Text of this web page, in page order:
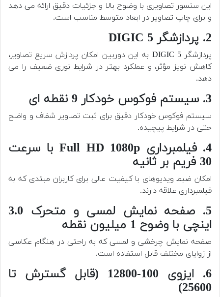
این سنسور تصاویری با وضوح بالا و جزئیات دقیق ارائه می دهد
و برای چاپ تصاویر در ابعاد متوسط مناسب است.
2. پردازشگر DIGIC 5
پردازشگر DIGIC 5 به این دوربین امکان پردازش سریع تصاویر،
کاهش نویز مؤثر، و عملکرد بهتر در شرایط نوری ضعیف را می
دهد.
3. سیستم فوکوس خودکار 9 نقطه ای
سیستم فوکوس خودکار دقیق برای ثبت تصاویر شفاف و واضح
حتی در شرایط پیچیده.
4. فیلمبرداری Full HD 1080p با سرعت
30 فریم بر ثانیه
امکان ضبط ویدیوهای با کیفیت عالی برای کاربران مبتدی که به
فیلمبرداری علاقه دارند.
5. صفحه نمایش لمسی و متحرک 3.0
اینچی با وضوح 1 میلیون نقطه
صفحه نمایش چرخشی و لمسی که به راحتی در هنگام عکاسی
از زوایای مختلف قابل استفاده است.
6. ایزوی 100-12800 (قابل گسترش تا
25600)